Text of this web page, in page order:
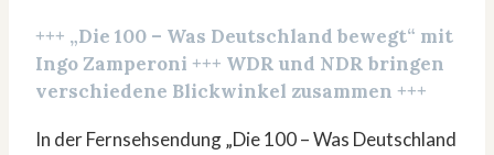
+++ „Die 100 – Was Deutschland bewegt“ mit
Ingo Zamperoni +++ WDR und NDR bringen
verschiedene Blickwinkel zusammen +++
In der Fernsehsendung „Die 100 – Was Deutschland